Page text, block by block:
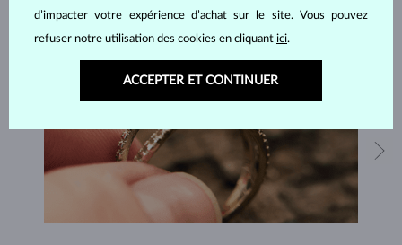
d’impacter votre expérience d’achat sur le site. Vous pouvez
refuser notre utilisation des cookies en cliquant ici.
ACCEPTER ET CONTINUER